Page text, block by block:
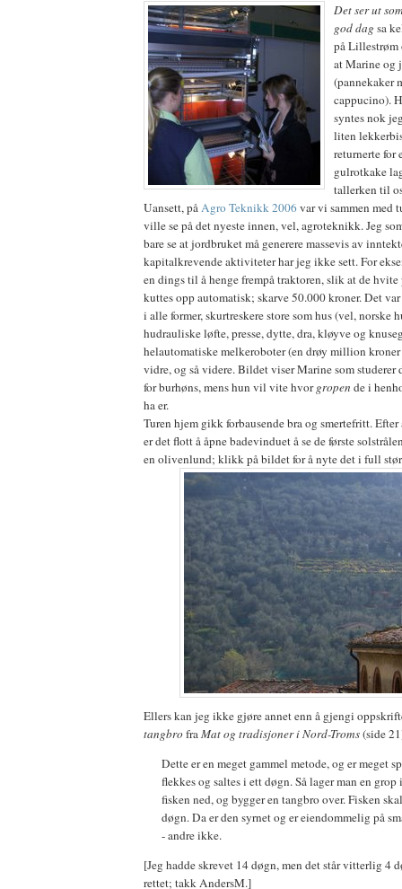
Det ser ut
god dag sa
på Lillestrøm
at Marine og
(pannekaker
cappucino).
syntes nok
liten
returnerte for
gulrotkake
tallerken til
Uansett, påAgro Teknikk 2006var vi sammen med
ville se på det nyeste innen, vel, agroteknikk. Jeg
bare se at jordbruket må generere massevis av
kapitalkrevende aktiviteter har jeg ikke sett. For
en dings til å henge frempå traktoren, slik at de
kuttes opp automatisk; skarve 50.000 kroner. Det
i alle former, skurtreskere store som hus (vel, norske
hudrauliske løfte, presse, dytte, dra, kløyve og
helautomatiske melkeroboter (en drøy million
vidre, og så videre. Bildet viser Marine som
for burhøns, mens hun vil vite hvorgropen de i
ha er.
Turen hjem gikk forbausende bra og smertefritt.
er det flott å åpne badevinduet å se de første
en olivenlund; klikk på bildet for å nyte det i full
Ellers kan jeg ikke gjøre annet enn å gjengi
tangbrofraMat og tradisjoner i Nord-Troms(side
Dette er en meget gammel metode, og er meget
flekkes og saltes i ett døgn. Så lager man en
fisken ned, og bygger en tangbro over. Fisken
døgn. Da er den syrnet og er eiendommelig på
- andre ikke.
[Jeg hadde skrevet 14 døgn, men det står vitterlig 4
rettet; takk AndersM.]